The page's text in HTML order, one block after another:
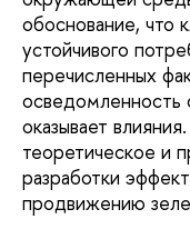
обоснование, что
устойчивого
перечисленных
осведомленность
оказывает
теоретическое и
разработки
продвижению